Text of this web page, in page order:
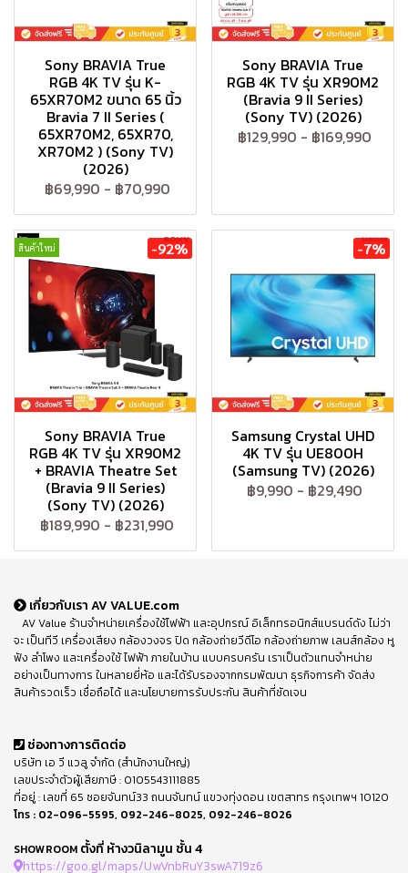
Sony BRAVIA True
RGB 4K TV รุ่น K-
65XR70M2 ขนาด 65 นิ้ว
Bravia 7 II Series (
65XR70M2, 65XR70,
XR70M2 ) (Sony TV)
(2026)
฿69,990 - ฿70,990
Sony BRAVIA True
RGB 4K TV รุ่น XR90M2
(Bravia 9 II Series)
(Sony TV) (2026)
฿129,990 - ฿169,990
สินค้าใหม่ -92%
Sony BRAVIA True
RGB 4K TV รุ่น XR90M2
+ BRAVIA Theatre Set
(Bravia 9 II Series)
(Sony TV) (2026)
฿189,990 - ฿231,990
-7%
Samsung Crystal UHD
4K TV รุ่น UE800H
(Samsung TV) (2026)
฿9,990 - ฿29,490
เกี่ยวกับเรา AV VALUE.com
AV Value ร้านจำหน่ายเครื่องใช้ไฟฟ้า และอุปกรณ์ อิเล็กทรอนิกส์แบรนด์ดัง ไม่ว่า
จะ เป็นทีวี เครื่องเสียง กล้องวงจร ปิด กล้องถ่ายวีดีโอ กล้องถ่ายภาพ เลนส์กล้อง หู
ฟัง ลำโพง และเครื่องใช้ ไฟฟ้า ภายในบ้าน แบบครบครัน เราเป็นตัวแทนจำหน่าย
อย่างเป็นทางการ ในหลายยี่ห้อ และได้รับรองจากกรมพัฒนา ธุรกิจการค้า จัดส่ง
สินค้ารวดเร็ว เชื่อถือได้ และนโยบายการรับประกัน สินค้าที่ชัดเจน
ช่องทางการติดต่อ
บริษัท เอ วี แวลู จำกัด (สำนักงานใหญ่)
เลขประจำตัวผู้เสียภาษี : 0105543111885
ที่อยู่ : เลขที่ 65 ซอยจันทน์33 ถนนจันทน์ แขวงทุ่งดอน เขตสาทร กรุงเทพฯ 10120
โทร : 02-096-5595, 092-246-8025, 092-246-8026
SHOWROOM ตั้งที่ ห้างวนิลามูน ชั้น 4
https://goo.gl/maps/UwVnbRuY3swA719z6